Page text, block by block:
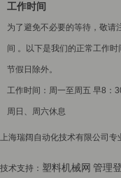
工作时间
为了避免不必要的等待，敬请
间 。以下是我们的正常工作
节假日除外。
工作时间：周一至周五 早8：
周日、周六休息
上海瑞阔自动化技术有限公司
技术支持： 塑料机械网 管理